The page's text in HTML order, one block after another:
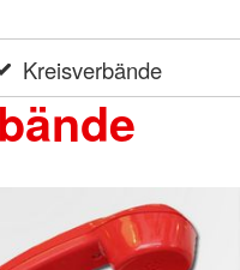
Kreisverbände